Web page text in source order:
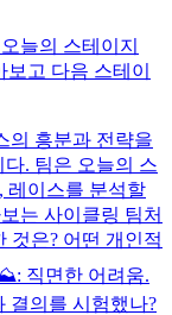
늘의 스테이지
고 다음 스테이
의 흥분과 전략을
. 팀은 오늘의 스
레이스를 분석할
는 사이클링 팀처
것은? 어떤 개인적
직면한 어려움.
결의를 시험했나?